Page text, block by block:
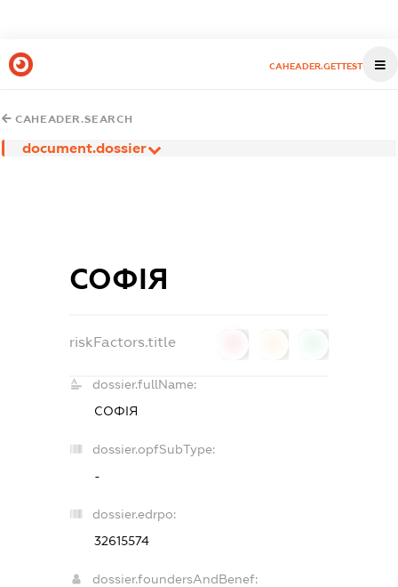
CAHEADER.GETTEST
CAHEADER.SEARCH
document.dossier
СОФІЯ
riskFactors.title
dossier.fullName:
СОФІЯ
dossier.opfSubType:
-
dossier.edrpo:
32615574
dossier.foundersAndBenef: